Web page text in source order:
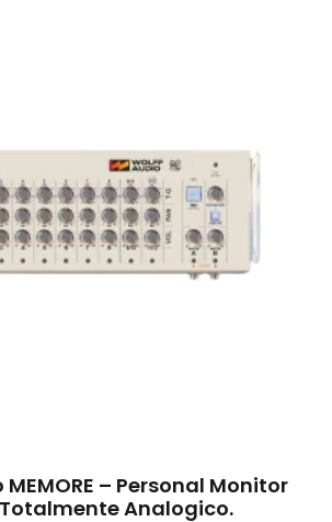
– Personal Monitor
Analogico.